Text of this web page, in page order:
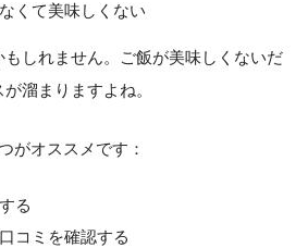
くて美味しくない
もしれません。ご飯が美味しくないだ
溜まりますよね。
がオススメです：
る
コミを確認する